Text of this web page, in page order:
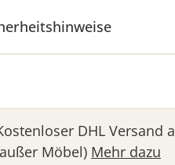
DHL Versand
Möbel) Mehr dazu